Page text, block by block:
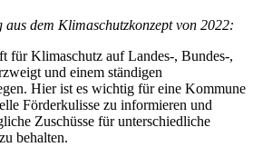
aus dem Klimaschutzkonzept von 2022:
für Klimaschutz auf Landes-, Bundes-,
und einem ständigen
Hier ist es wichtig für eine Kommune
Förderkulisse zu informieren und
Zuschüsse für unterschiedliche
behalten.